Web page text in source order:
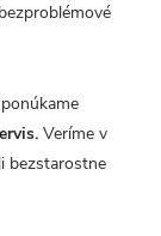
Veríme v
bezstarostne